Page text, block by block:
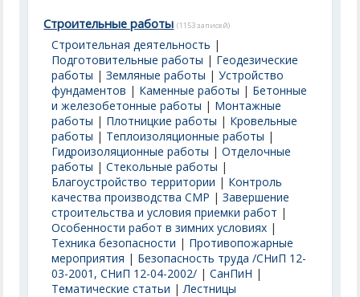
Строительные работы (1153 записей)
Строительная деятельность |
Подготовительные работы | Геодезические
работы |Земляные работы |Устройство
фундаментов | Каменные работы | Бетонные
и железобетонные работы | Монтажные
работы | Плотницкие работы | Кровельные
работы | Теплоизоляционные работы |
Гидроизоляционные работы |Отделочные
работы |Стекольные работы |
Благоустройство территории | Контроль
качества производства СМР |Завершение
строительства и условия приемки работ |
Особенности работ в зимних условиях |
Техника безопасности | Противопожарные
мероприятия | Безопасность труда /СНиП 12-
03-2001, СНиП 12-04-2002/ |СанПиН |
Тематические статьи |Лестницы